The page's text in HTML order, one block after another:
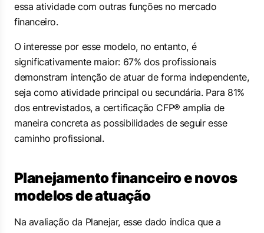
essa atividade com outras funções no mercado
financeiro.
O interesse por esse modelo, no entanto, é
significativamente maior: 67% dos profissionais
demonstram intenção de atuar de forma independente,
seja como atividade principal ou secundária. Para 81%
dos entrevistados, a certificação CFP® amplia de
maneira concreta as possibilidades de seguir esse
caminho profissional.
Planejamento financeiro e novos
modelos de atuação
Na avaliação da Planejar, esse dado indica que a